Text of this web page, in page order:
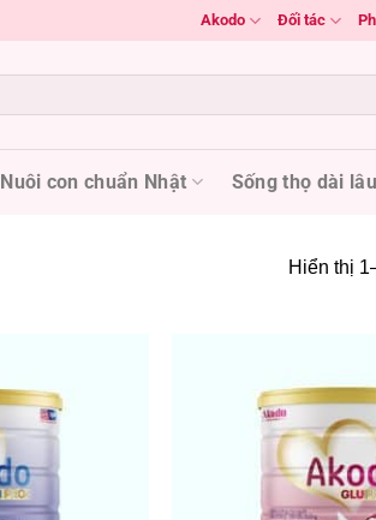
Akodo Đối tác
Nuôi con chuẩn Nhật Sống thọ dài lâu
Hiển thị